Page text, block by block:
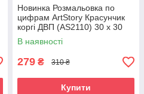
Новинка Розмальовка по
цифрам ArtStory Красунчик
коргі ДВП (AS2110) 30 х 30
см
В наявності
279 ₴ 310 ₴
Купити